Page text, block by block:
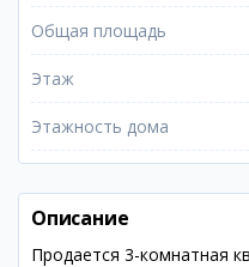
Общая площадь
Этаж
Этажность дома
Описание
Продается 3-комнатная